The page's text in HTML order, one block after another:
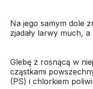
Na jego samym dole
zjadały larwy much, a
Glebę z rosnącą w
cząstkami
(PS) i chlorkiem